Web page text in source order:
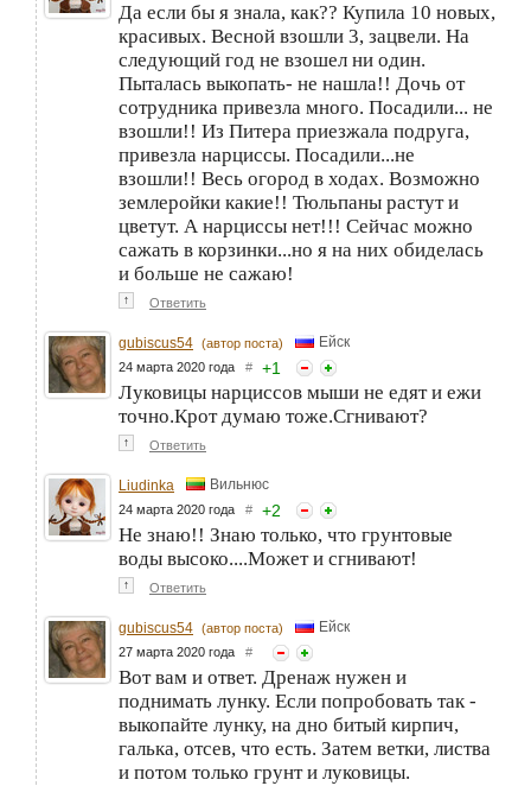
Да если бы я знала, как?? Купила 10 новых,
красивых. Весной взошли 3, зацвели. На
следующий год не взошел ни один.
Пыталась выкопать- не нашла!! Дочь от
сотрудника привезла много. Посадили... не
взошли!! Из Питера приезжала подруга,
привезла нарциссы. Посадили...не
взошли!! Весь огород в ходах. Возможно
землеройки какие!! Тюльпаны растут и
цветут. А нарциссы нет!!! Сейчас можно
сажать в корзинки...но я на них обиделась
и больше не сажаю!
↑ Ответить
gubiscus54 (автор поста) Ейск
24 марта 2020 года # +1
Луковицы нарциссов мыши не едят и ежи
точно.Крот думаю тоже.Сгнивают?
↑ Ответить
Liudinka Вильнюс
24 марта 2020 года # +2
Не знаю!! Знаю только, что грунтовые
воды высоко....Может и сгнивают!
↑ Ответить
gubiscus54 (автор поста) Ейск
27 марта 2020 года #
Вот вам и ответ. Дренаж нужен и
поднимать лунку. Если попробовать так -
выкопайте лунку, на дно битый кирпич,
галька, отсев, что есть. Затем ветки, листва
и потом только грунт и луковицы.